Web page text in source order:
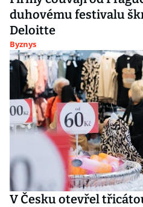
duhovému festivalu
Deloitte
Byznys
V Česku otevřel